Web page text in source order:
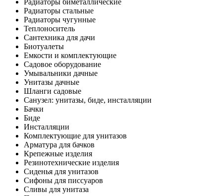
Радиаторы биметаллические
Радиаторы стальные
Радиаторы чугунные
Теплоноситель
Сантехника для дачи
Биотуалеты
Емкости и комплектующие
Садовое оборудование
Умывальники дачные
Унитазы дачные
Шланги садовые
Санузел: унитазы, биде, инсталляции
Бачки
Биде
Инсталляции
Комплектующие для унитазов
Арматура для бачков
Крепежные изделия
Резинотехнические изделия
Сиденья для унитазов
Сифоны для писсуаров
Сливы для унитаза